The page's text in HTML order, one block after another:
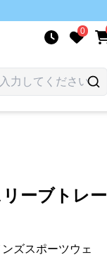
0
ーブトレー
ズスポーツウェ